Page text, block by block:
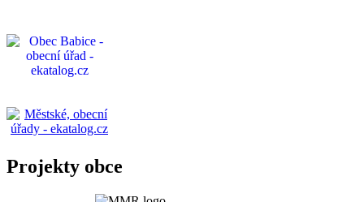
Projekty obce